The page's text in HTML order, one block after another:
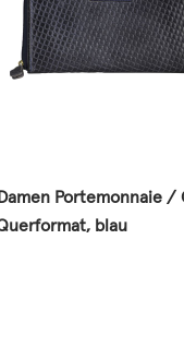
Portemonnaie /
blau